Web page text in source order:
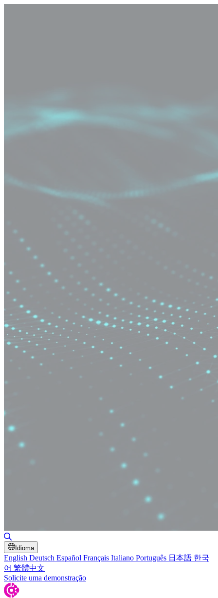
Idioma
English Deutsch Español Français Italiano Português 日本語 한국
어 繁體中文
Solicite uma demonstração